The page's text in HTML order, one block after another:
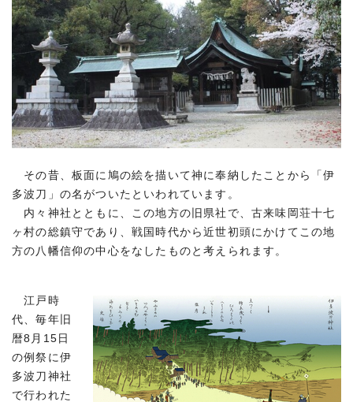
その昔、板面に鳩の絵を描いて神に奉納したことから「伊
多波刀」の名がついたといわれています。
内々神社とともに、この地方の旧県社で、古来味岡荘十七
ヶ村の総鎮守であり、戦国時代から近世初頭にかけてこの地
方の八幡信仰の中心をなしたものと考えられます。
江戸時
代、毎年旧
暦8月15日
の例祭に伊
多波刀神社
で行われた